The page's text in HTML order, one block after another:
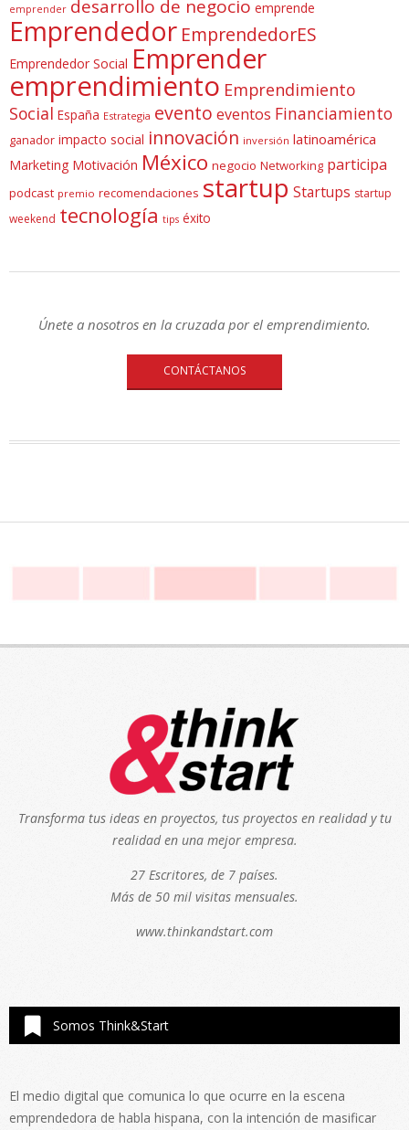
emprender desarrollo de negocio emprende
Emprendedor EmprendedorES
Emprendedor Social Emprender
emprendimiento Emprendimiento
Social España Estrategia evento eventos Financiamiento
ganador impacto social innovación inversión latinoamérica
Marketing Motivación México negocio Networking participa
podcast premio recomendaciones startup Startups startup
weekend tecnología tips éxito
Únete a nosotros en la cruzada por el emprendimiento.
CONTÁCTANOS
Transforma tus ideas en proyectos, tus proyectos en realidad y tu
realidad en una mejor empresa.
27 Escritores, de 7 países.
Más de 50 mil visitas mensuales.
www.thinkandstart.com
Somos Think&Start
El medio digital que comunica lo que ocurre en la escena
emprendedora de habla hispana, con la intención de masificar